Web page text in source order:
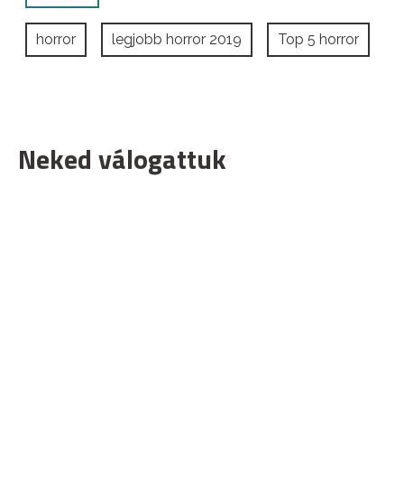
horror legjobb horror 2019 Top 5 horror
Neked válogattuk